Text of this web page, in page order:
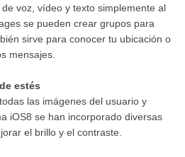
voz, vídeo y texto simplemente al
se pueden crear grupos para
sirve para conocer tu ubicación o
mensajes.
estés
las imágenes del usuario y
iOS8 se han incorporado diversas
el brillo y el contraste.